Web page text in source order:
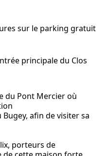
sur le parking gratuit
principale du Clos
du Pont Mercier où
afin de visiter sa
porteurs de